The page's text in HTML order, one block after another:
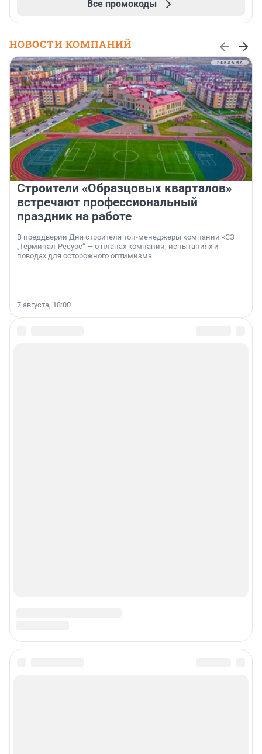
Все промокоды
НОВОСТИ КОМПАНИЙ
Строители «Образцовых кварталов»
встречают профессиональный
праздник на работе
В преддверии Дня строителя топ-менеджеры компании «СЗ
„Терминал-Ресурс“ — о планах компании, испытаниях и
поводах для осторожного оптимизма.
7 августа, 18:00